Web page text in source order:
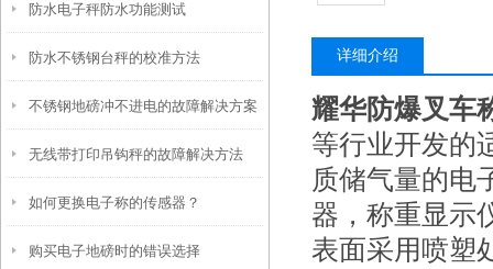
防水电子秤防水功能测试
防水不锈钢台秤的校准方法
不锈钢地磅冲不进电的故障解决方案
无线带打印吊钩秤的故障解决方法
如何更换电子称的传感器？
购买电子地磅时的错误选择
详细介绍
耀华防爆叉车
等行业开发的
质储气量的电
器，称重显示
表面采用喷塑